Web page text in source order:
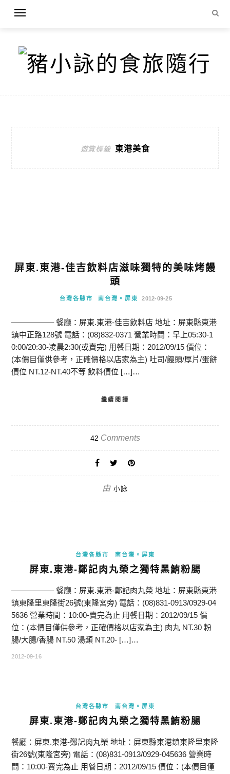
遊覽標籤 東港美食
屏東.東港-佳吉飲料店滋味獨特的美味烤饅
頭
台灣各縣市 南台灣。屏東 2012-09-25
—————– 餐廳：屏東.東港-佳吉飲料店 地址：屏東縣東港
鎮中正路128號 電話：(08)832-0371 營業時間：早上05:30-1
0:00/20:30-凌晨2:30(或賣完) 用餐日期：2012/09/15 價位：
(本價目僅供參考，正確價格以店家為主) 吐司/饅頭/厚片/蛋餅
價位 NT.12-NT.40不等 飲料價位 […]…
繼續閱讀
42 Comments
由 小詠
台灣各縣市 南台灣。屏東
屏東.東港-鄭記肉丸榮之獨特黑鮪粉腸
—————– 餐廳：屏東.東港-鄭記肉丸榮 地址：屏東縣東港
鎮東隆里東隆街26號(東隆宮旁) 電話：(08)831-0913/0929-04
5636 營業時間：10:00-賣完為止 用餐日期：2012/09/15 價
位：(本價目僅供參考，正確價格以店家為主) 肉丸 NT.30 粉
腸/大腸/香腸 NT.50 湯類 NT.20- […]…
2012-09-16
台灣各縣市 南台灣。屏東
屏東.東港-鄭記肉丸榮之獨特黑鮪粉腸
餐廳：屏東.東港-鄭記肉丸榮 地址：屏東縣東港鎮東隆里東隆
街26號(東隆宮旁) 電話：(08)831-0913/0929-045636 營業時
間：10:00-賣完為止 用餐日期：2012/09/15 價位：(本價目僅